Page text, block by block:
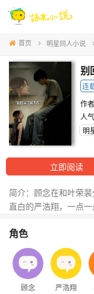
首页 明星同人小说
别
连
作
人
明
立即阅读
简介：顾念在和叶荣
直白的严浩翔，一点
不在你身后！
角色
顾念 严浩翔